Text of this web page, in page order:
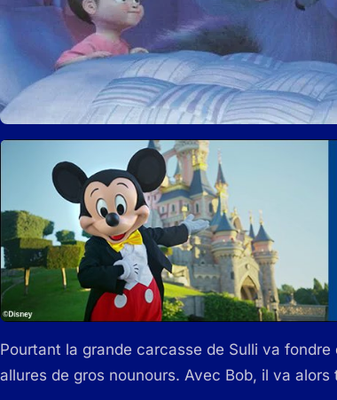
Pourtant la grande carcasse de Sulli va
allures de gros nounours. Avec Bob, il va